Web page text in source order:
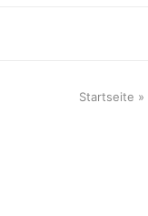
Startseite »